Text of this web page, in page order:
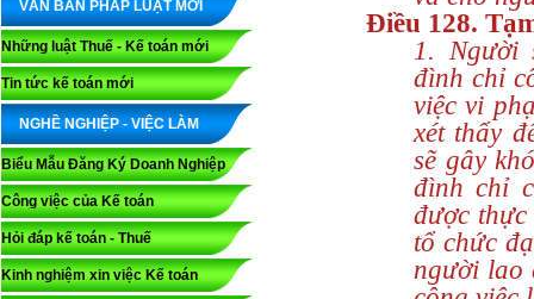
VĂN BẢN PHÁP LUẬT MỚI
Những luật Thuế - Kế toán mới
Tin tức kế toán mới
NGHỀ NGHIỆP - VIỆC LÀM
Biểu Mẫu Đăng Ký Doanh Nghiệp
Công việc của Kế toán
Hỏi đáp kế toán - Thuế
Kinh nghiệm xin việc Kế toán
Điều 128.
1. Người
đình chỉ
việc vi
xét thấy
sẽ gây
đình chỉ
được
tổ chức
người lao